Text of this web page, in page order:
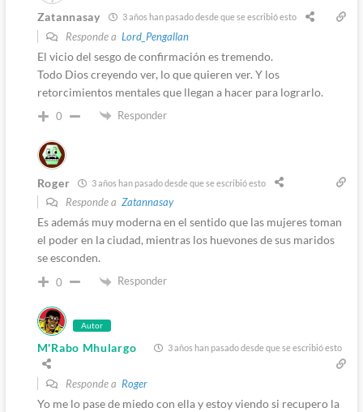
Zatannasay 3 años han pasado desde que se escribió esto
Responde a Lord_Pengallan
El vicio del sesgo de confirmación es tremendo.
Todo Dios creyendo ver, lo que quieren ver. Y los
retorcimientos mentales que llegan a hacer para lograrlo.
0 Responder
Roger 3 años han pasado desde que se escribió esto
Responde a Zatannasay
Es además muy moderna en el sentido que las mujeres toman
el poder en la ciudad, mientras los huevones de sus maridos
se esconden.
0 Responder
Autor
M'Rabo Mhulargo 3 años han pasado desde que se escribió esto
Responde a Roger
Yo me lo pase de miedo con ella y estoy viendo si recupero la